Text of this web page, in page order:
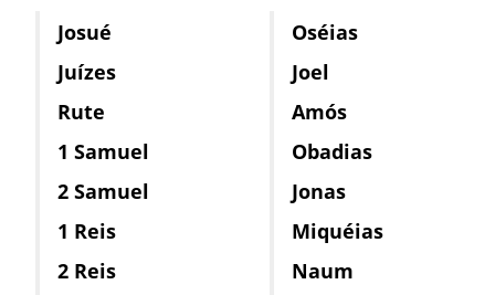
Josué
Juízes
Rute
1 Samuel
2 Samuel
1 Reis
2 Reis
Oséias
Joel
Amós
Obadias
Jonas
Miquéias
Naum